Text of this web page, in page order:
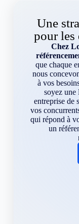
Une
pour les
Chez
que chaque
nous
à vos
soyez une
entreprise de
vos
qui répond à
un